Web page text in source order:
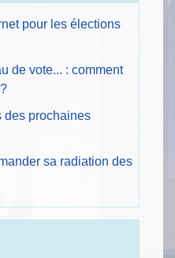
pour les élections
de vote... : comment
des prochaines
sa radiation des